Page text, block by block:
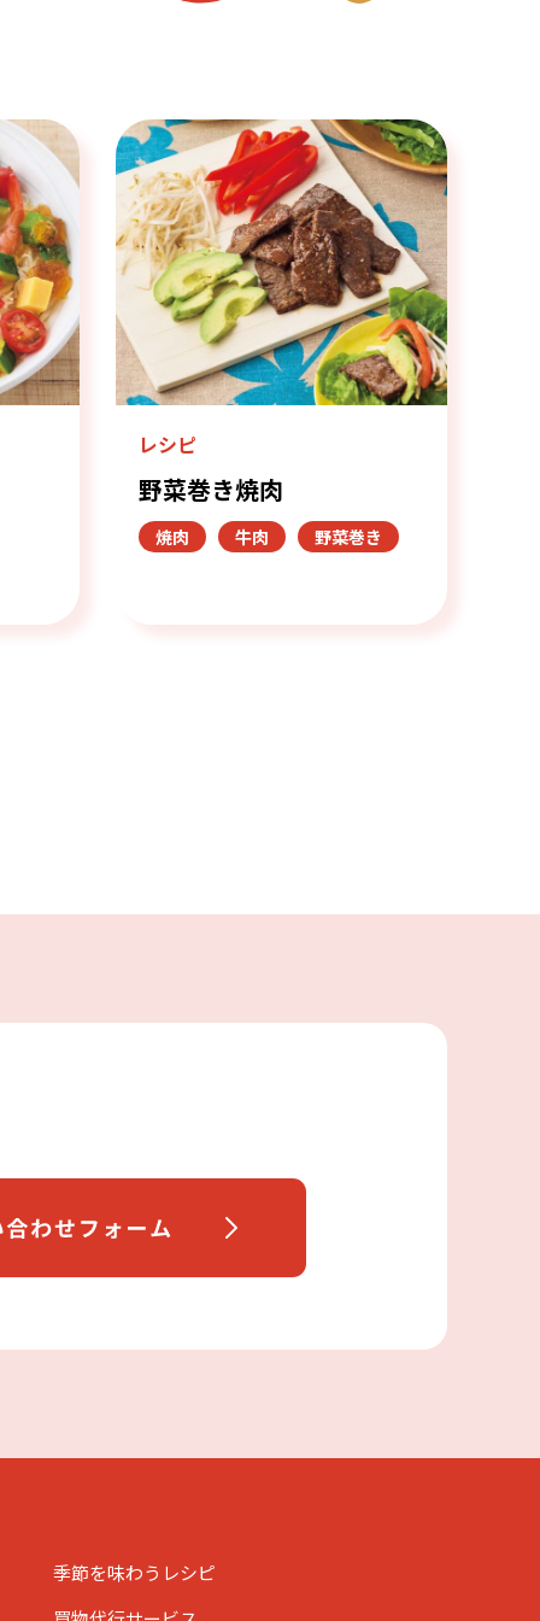
レシピ
野菜巻き焼肉
焼肉 牛肉 野菜巻き
季節を味わうレシピ